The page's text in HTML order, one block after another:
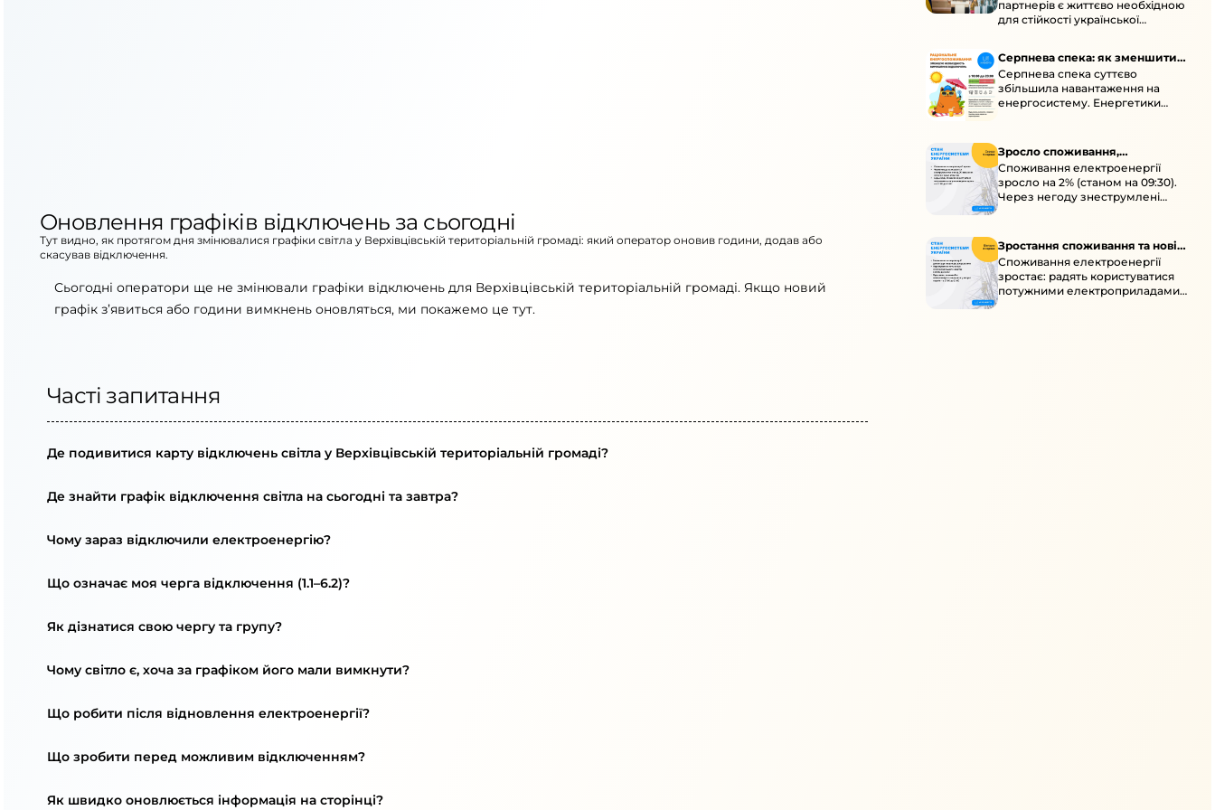
Оновлення графіків відключень за сьогодні
Тут видно, як протягом дня змінювалися графіки світла у Верхівцівській територіальній громаді: який оператор оновив години, додав або
скасував відключення.
Сьогодні оператори ще не змінювали графіки відключень для Верхівцівській територіальній громаді. Якщо новий
графік з’явиться або години вимкнень оновляться, ми покажемо це тут.
Часті запитання
Де подивитися карту відключень світла у Верхівцівській територіальній громаді?
Де знайти графік відключення світла на сьогодні та завтра?
Чому зараз відключили електроенергію?
Що означає моя черга відключення (1.1–6.2)?
Як дізнатися свою чергу та групу?
Чому світло є, хоча за графіком його мали вимкнути?
Що робити після відновлення електроенергії?
Що зробити перед можливим відключенням?
Як швидко оновлюється інформація на сторінці?
енергосистеми
партнерів є життєво необхідною
для стійкості української
наступної зими.
Серпнева спека: як зменшити
навантаження
Серпнева спека суттєво
збільшила навантаження на
енергосистему. Енергетики
ощадливо споживати.
Зросло споживання,
знеструмлення через негоду й
атаки
Споживання електроенергії
зросло на 2% (станом на 09:30).
Через негоду знеструмлені
понад 70 населених пунктів.
електроприлади вдень.
Зростання споживання та нові
знеструмлення
Споживання електроенергії
зростає: радять користуватися
потужними електроприладами з
10:00 до 16:00 та ощадливо з 17:00